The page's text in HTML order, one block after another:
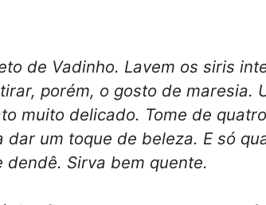
de Vadinho. Lavem os siris
porém, o gosto de maresia.
muito delicado. Tome de
um toque de beleza. E só
Sirva bem quente.